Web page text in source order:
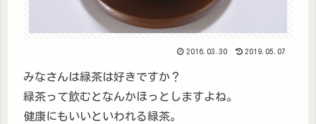
2016.03.30 2019.05.07
みなさんは緑茶は好きですか？
緑茶って飲むとなんかほっとしますよね。
健康にもいいといわれる緑茶。